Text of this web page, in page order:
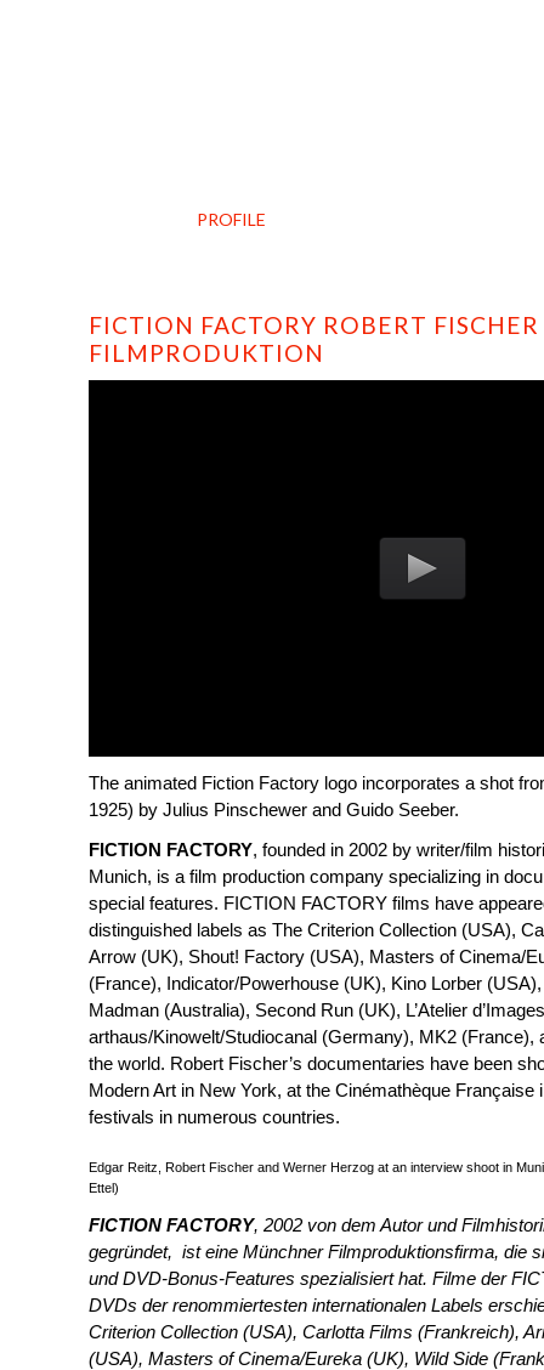
PROFILE
FICTION FACTORY ROBERT FISCHER
FILMPRODUKTION
The animated Fiction Factory logo incorporates a shot
1925) by Julius Pinschewer and Guido Seeber.
FICTION FACTORY, founded in 2002 by writer/film
Munich, is a film production company specializing in
special features. FICTION FACTORY films have
distinguished labels as The Criterion Collection (USA),
Arrow (UK), Shout! Factory (USA), Masters of Cinema/
(France), Indicator/Powerhouse (UK), Kino Lorber
Madman (Australia), Second Run (UK), L’Atelier
arthaus/Kinowelt/Studiocanal (Germany), MK2 (France),
the world. Robert Fischer’s documentaries have been
Modern Art in New York, at the Cinémathèque Française
festivals in numerous countries.
Edgar Reitz, Robert Fischer and Werner Herzog at an interview shoot in
Ettel)
FICTION FACTORY, 2002 von dem Autor und
gegründet, ist eine Münchner Filmproduktionsfirma, die
und DVD-Bonus-Features spezialisiert hat. Filme der
DVDs der renommiertesten internationalen Labels
Criterion Collection (USA), Carlotta Films (Frankreich),
(USA), Masters of Cinema/Eureka (UK), Wild Side